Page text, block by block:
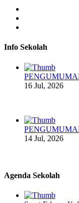
Info Sekolah
16 Jul, 2026
14 Jul, 2026
Agenda Sekolah